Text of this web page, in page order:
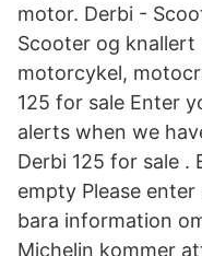
motor. Derbi -
Scooter og
motorcykel,
125 for sale Enter
alerts when we
Derbi 125 for sale .
empty Please
bara information
Michelin kommer